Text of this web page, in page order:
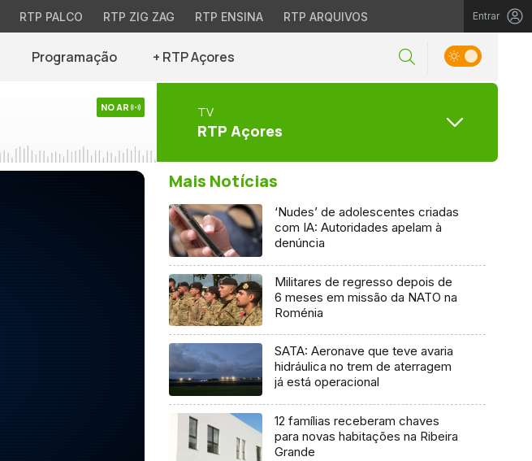
RTP PALCO RTP ZIG ZAG RTP ENSINA RTP ARQUIVOS Entrar
Programação + RTP Açores
NO AR TV
RTP Açores
Mais Notícias
‘Nudes’ de adolescentes criadas
com IA: Autoridades apelam à
denúncia
Militares de regresso depois de
6 meses em missão da NATO na
Roménia
SATA: Aeronave que teve avaria
hidráulica no trem de aterragem
já está operacional
12 famílias receberam chaves
para novas habitações na Ribeira
Grande